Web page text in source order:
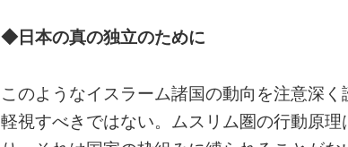
◆日本の真の独立のために
このようなイスラーム諸国の動向を注意深
軽視すべきではない。ムスリム圏の行動原